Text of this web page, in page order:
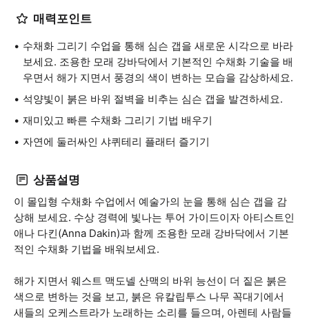
매력포인트
수채화 그리기 수업을 통해 심슨 갭을 새로운 시각으로 바라
보세요. 조용한 모래 강바닥에서 기본적인 수채화 기술을 배
우면서 해가 지면서 풍경의 색이 변하는 모습을 감상하세요.
석양빛이 붉은 바위 절벽을 비추는 심슨 갭을 발견하세요.
재미있고 빠른 수채화 그리기 기법 배우기
자연에 둘러싸인 샤퀴테리 플래터 즐기기
상품설명
이 몰입형 수채화 수업에서 예술가의 눈을 통해 심슨 갭을 감
상해 보세요. 수상 경력에 빛나는 투어 가이드이자 아티스트인
애나 다킨(Anna Dakin)과 함께 조용한 모래 강바닥에서 기본
적인 수채화 기법을 배워보세요.
해가 지면서 웨스트 맥도넬 산맥의 바위 능선이 더 짙은 붉은
색으로 변하는 것을 보고, 붉은 유칼립투스 나무 꼭대기에서
새들의 오케스트라가 노래하는 소리를 들으며, 아렌테 사람들